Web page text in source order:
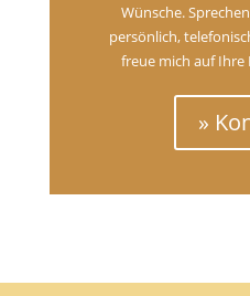
Wünsche.
persönlich,
freue mich auf
»